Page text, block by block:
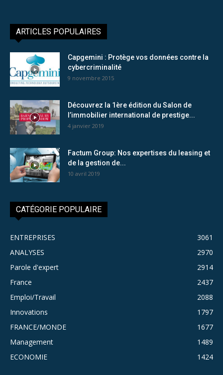
ARTICLES POPULAIRES
Capgemini : Protège vos données contre la
cybercriminalité
9 novembre 2015
Découvrez la 1ère édition du Salon de
l’immobilier international de prestige...
4 janvier 2019
Factum Group: Nos expertises du leasing et
de la gestion de...
10 avril 2019
CATÉGORIE POPULAIRE
ENTREPRISES
3061
ANALYSES
2970
Parole d'expert
2914
France
2437
Emploi/Travail
2088
Innovations
1797
FRANCE/MONDE
1677
Management
1489
ECONOMIE
1424